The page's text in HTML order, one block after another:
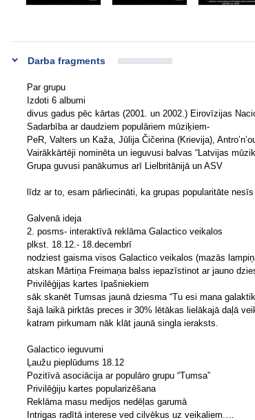
Darba fragments
Par grupu
Izdoti 6 albumi
divus gadus pēc kārtas (2001. un 2002.) Eirovīzijas
Sadarbība ar daudziem populāriem mūziķiem-
PeR, Valters un Kaža, Jūlija Čičerina (Krievija),
Vairākkārtēji nominēta un ieguvusi balvas “Latvijas
Grupa guvusi panākumus arī Lielbritānijā un ASV
līdz ar to, esam pārliecināti, ka grupas popularitāte
Galvenā ideja
2. posms- interaktīvā reklāma Galactico veikalos
plkst. 18.12.- 18.decembrī
nodziest gaisma visos Galactico veikalos (mazās
atskan Mārtiņa Freimaņa balss iepazīstinot ar jauno
Privilēģijas kartes īpašniekiem
sāk skanēt Tumsas jaunā dziesma “Tu esi mana
šajā laikā pirktās preces ir 30% lētākas lielākajā daļā
katram pirkumam nāk klāt jaunā singla ieraksts.
Galactico ieguvumi
Ļaužu pieplūdums 18.12
Pozitīvā asociācija ar populāro grupu “Tumsa”
Privilēģiju kartes popularizēšana
Reklāma masu medijos nedēļas garumā
Intrigas radītā interese ved cilvēkus uz veikaliem.…